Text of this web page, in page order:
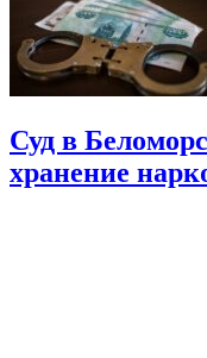
Суд в
хранение